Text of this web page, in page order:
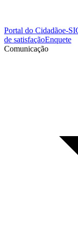
Portal do Cidadãoe-
de satisfaçãoEnquete
Comunicação